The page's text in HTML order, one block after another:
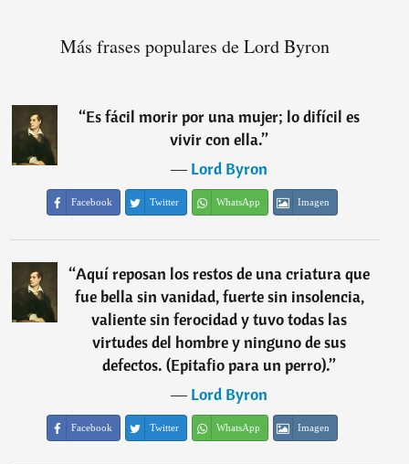
Más frases populares de Lord Byron
“Es fácil morir por una mujer; lo difícil es
vivir con ella.”
―Lord Byron
Facebook Twitter WhatsApp Imagen
“Aquí reposan los restos de una criatura que
fue bella sin vanidad, fuerte sin insolencia,
valiente sin ferocidad y tuvo todas las
virtudes del hombre y ninguno de sus
defectos. (Epitafio para un perro).”
―Lord Byron
Facebook Twitter WhatsApp Imagen